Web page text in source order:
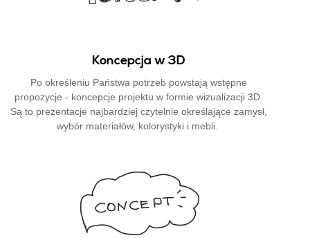
Koncepcja w 3D
Po określeniu Państwa potrzeb powstają wstępne
propozycje - koncepcje projektu w formie wizualizacji 3D.
Są to prezentacje najbardziej czytelnie określające zamysł,
wybór materiałów, kolorystyki i mebli.